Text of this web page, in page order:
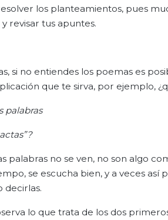
los planteamientos, pues
revisar tus apuntes.
si no entiendes los poemas es
que te sirva, por ejemplo,
palabras
palabras no se ven, no son algo
se escucha bien, y a veces así
decirlas.
lo que trata de los dos